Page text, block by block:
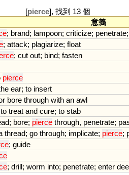
[pierce], 找到 13 個
意義
; brand; lampoon; criticize; penetrate;
; attack; plagiarize; float
; cut out; bind; fasten
pierce
ear; to insert
bore through with an awl
to treat and cure; to stab
; bore; pierce through, penetrate;
thread; go through; implicate; pierce;
; guide
; drill; worm into; penetrate; enter